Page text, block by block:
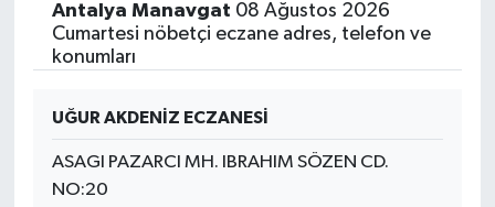
Antalya Manavgat 08 Ağustos 2026
Cumartesi nöbetçi eczane adres, telefon ve
konumları
UĞUR AKDENİZ ECZANESİ
ASAGI PAZARCI MH. IBRAHIM SÖZEN CD.
NO:20